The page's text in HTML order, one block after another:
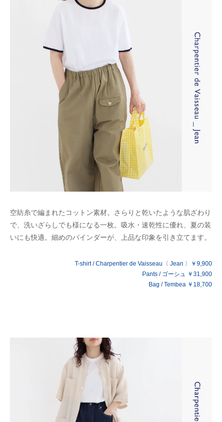
空紡糸で編まれたコットン素材。さらりと乾いたような肌ざわり
で、洗いざらしでも様になる一枚。吸水・速乾性に優れ、夏の装
いにも快適。細めのバインダーが、上品な印象を引き立てます。
T-shirt / Charpentier de Vaisseau〈 Jean 〉￥9,900
Pants / ゴーシュ ￥31,900
Bag / Tembea ￥18,700